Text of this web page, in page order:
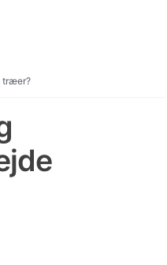
træer?